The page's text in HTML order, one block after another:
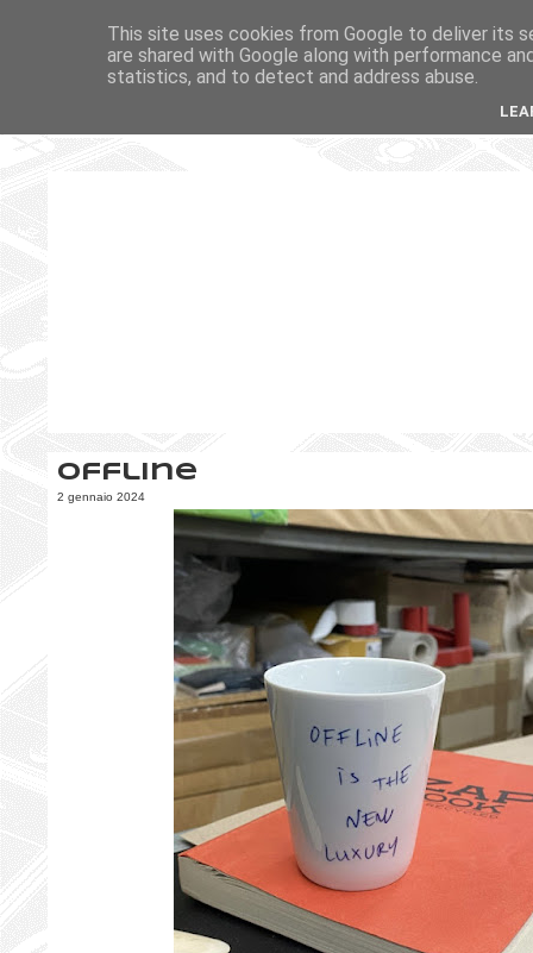
Offline
2 gennaio 2024
This site uses cookies from Google to deliver its
are shared with Google along with performance
statistics, and to detect and address abuse.